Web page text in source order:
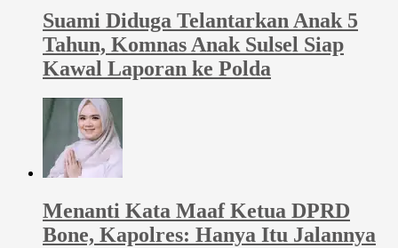
Suami Diduga Telantarkan Anak 5
Tahun, Komnas Anak Sulsel Siap
Kawal Laporan ke Polda
Menanti Kata Maaf Ketua DPRD
Bone, Kapolres: Hanya Itu Jalannya